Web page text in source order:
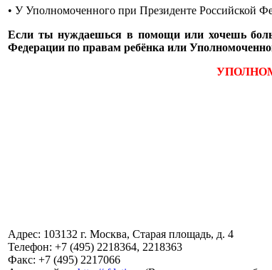
• У Уполномоченного при Президенте Российской
Если ты нуждаешься в помощи или хочешь
Федерации по правам ребёнка или
Адрес: 103132 г. Москва, Старая площадь, д. 4
Телефон: +7 (495) 2218364, 2218363
Факс: +7 (495) 2217066